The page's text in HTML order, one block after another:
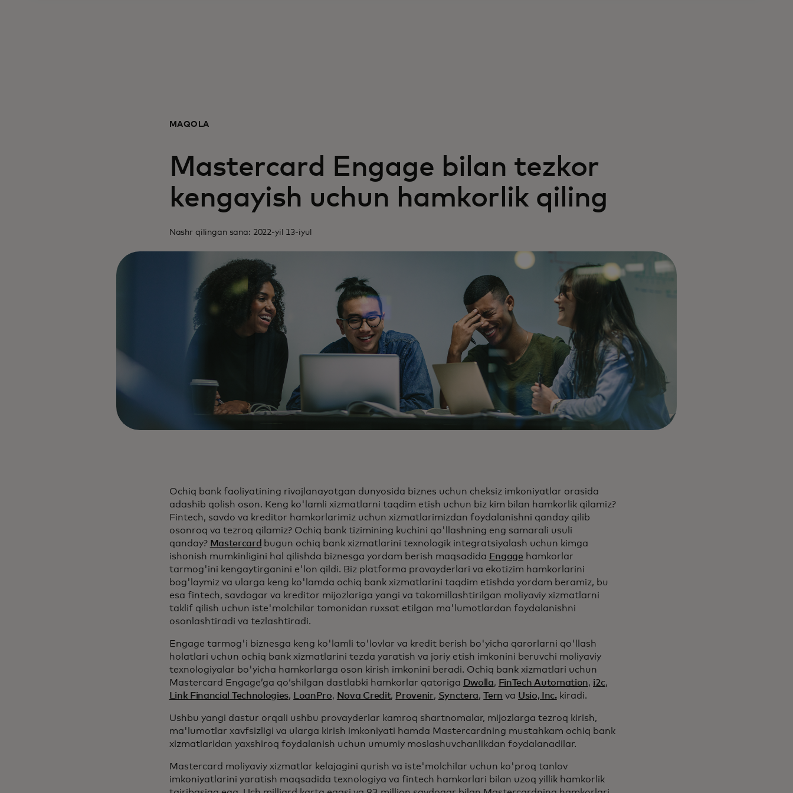
MAQOLA
Mastercard Engage bilan tezkor
kengayish uchun hamkorlik qiling
Nashr qilingan sana: 2022-yil 13-iyul
Ochiq bank faoliyatining rivojlanayotgan dunyosida biznes uchun cheksiz imkoniyatlar orasida
adashib qolish oson. Keng ko'lamli xizmatlarni taqdim etish uchun biz kim bilan hamkorlik qilamiz?
Fintech, savdo va kreditor hamkorlarimiz uchun xizmatlarimizdan foydalanishni qanday qilib
osonroq va tezroq qilamiz? Ochiq bank tizimining kuchini qo'llashning eng samarali usuli
qanday? Mastercard bugun ochiq bank xizmatlarini texnologik integratsiyalash uchun kimga
ishonish mumkinligini hal qilishda biznesga yordam berish maqsadida Engage hamkorlar
tarmog'ini kengaytirganini e'lon qildi. Biz platforma provayderlari va ekotizim hamkorlarini
bog'laymiz va ularga keng ko'lamda ochiq bank xizmatlarini taqdim etishda yordam beramiz, bu
esa fintech, savdogar va kreditor mijozlariga yangi va takomillashtirilgan moliyaviy xizmatlarni
taklif qilish uchun iste'molchilar tomonidan ruxsat etilgan ma'lumotlardan foydalanishni
osonlashtiradi va tezlashtiradi.
Engage tarmog'i biznesga keng ko'lamli to'lovlar va kredit berish bo'yicha qarorlarni qo'llash
holatlari uchun ochiq bank xizmatlarini tezda yaratish va joriy etish imkonini beruvchi moliyaviy
texnologiyalar bo'yicha hamkorlarga oson kirish imkonini beradi. Ochiq bank xizmatlari uchun
Mastercard Engage’ga qo‘shilgan dastlabki hamkorlar qatoriga Dwolla, FinTech Automation, i2c,
Link Financial Technologies, LoanPro, Nova Credit, Provenir, Synctera,Tern va Usio, Inc.kiradi.
Ushbu yangi dastur orqali ushbu provayderlar kamroq shartnomalar, mijozlarga tezroq kirish,
ma'lumotlar xavfsizligi va ularga kirish imkoniyati hamda Mastercardning mustahkam ochiq bank
xizmatlaridan yaxshiroq foydalanish uchun umumiy moslashuvchanlikdan foydalanadilar.
Mastercard moliyaviy xizmatlar kelajagini qurish va iste'molchilar uchun ko'proq tanlov
imkoniyatlarini yaratish maqsadida texnologiya va fintech hamkorlari bilan uzoq yillik hamkorlik